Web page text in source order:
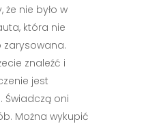
że nie było w
która nie
zarysowana.
znaleźć i
jest
Świadczą oni
Można wykupić